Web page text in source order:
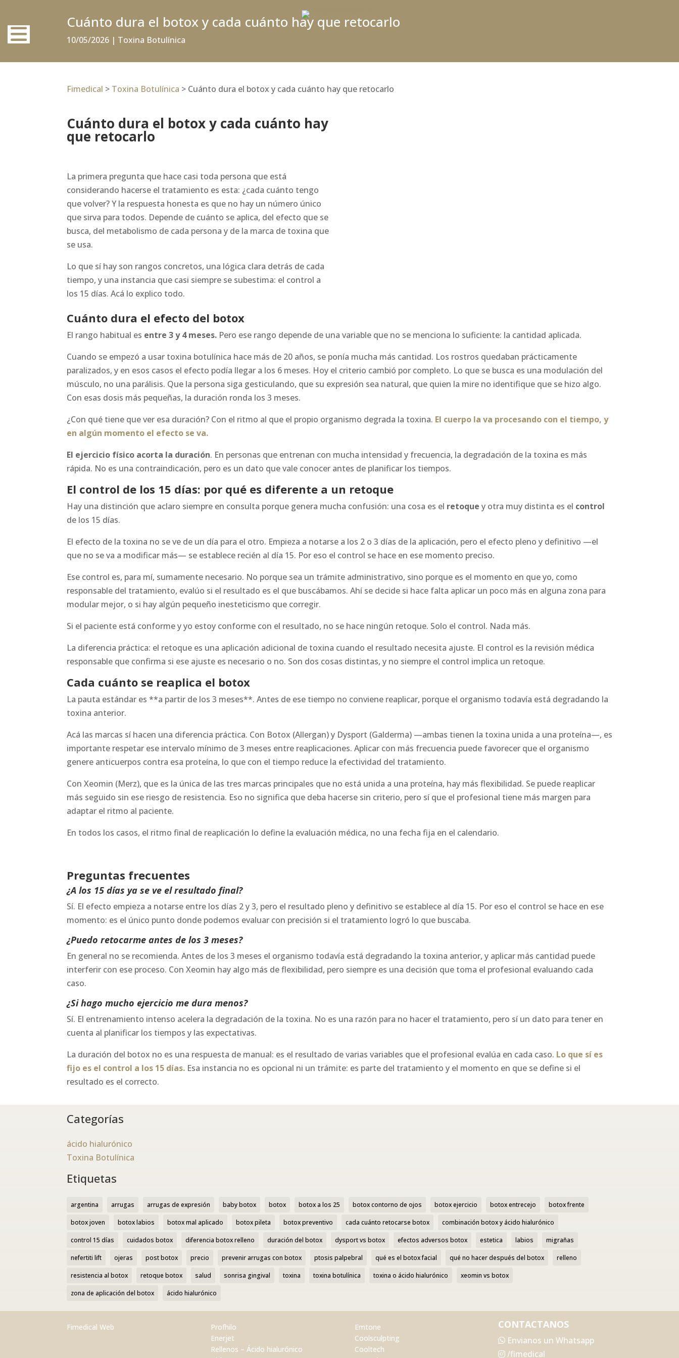
Cuánto dura el botox y cada cuánto hay que retocarlo
10/05/2026 | Toxina Botulínica
Fimedical > Toxina Botulínica > Cuánto dura el botox y cada cuánto hay que retocarlo
Cuánto dura el botox y cada cuánto hay
que retocarlo
La primera pregunta que hace casi toda persona que está
considerando hacerse el tratamiento es esta: ¿cada cuánto tengo
que volver? Y la respuesta honesta es que no hay un número único
que sirva para todos. Depende de cuánto se aplica, del efecto que se
busca, del metabolismo de cada persona y de la marca de toxina que
se usa.
Lo que sí hay son rangos concretos, una lógica clara detrás de cada
tiempo, y una instancia que casi siempre se subestima: el control a
los 15 días. Acá lo explico todo.
Cuánto dura el efecto del botox
El rango habitual es entre 3 y 4 meses. Pero ese rango depende de una variable que no se menciona lo suficiente: la cantidad aplicada.
Cuando se empezó a usar toxina botulínica hace más de 20 años, se ponía mucha más cantidad. Los rostros quedaban prácticamente
paralizados, y en esos casos el efecto podía llegar a los 6 meses. Hoy el criterio cambió por completo. Lo que se busca es una modulación del
músculo, no una parálisis. Que la persona siga gesticulando, que su expresión sea natural, que quien la mire no identifique que se hizo algo.
Con esas dosis más pequeñas, la duración ronda los 3 meses.
¿Con qué tiene que ver esa duración? Con el ritmo al que el propio organismo degrada la toxina. El cuerpo la va procesando con el tiempo, y
en algún momento el efecto se va.
El ejercicio físico acorta la duración. En personas que entrenan con mucha intensidad y frecuencia, la degradación de la toxina es más
rápida. No es una contraindicación, pero es un dato que vale conocer antes de planificar los tiempos.
El control de los 15 días: por qué es diferente a un retoque
Hay una distinción que aclaro siempre en consulta porque genera mucha confusión: una cosa es el retoque y otra muy distinta es el control
de los 15 días.
El efecto de la toxina no se ve de un día para el otro. Empieza a notarse a los 2 o 3 días de la aplicación, pero el efecto pleno y definitivo —el
que no se va a modificar más— se establece recién al día 15. Por eso el control se hace en ese momento preciso.
Ese control es, para mí, sumamente necesario. No porque sea un trámite administrativo, sino porque es el momento en que yo, como
responsable del tratamiento, evalúo si el resultado es el que buscábamos. Ahí se decide si hace falta aplicar un poco más en alguna zona para
modular mejor, o si hay algún pequeño inesteticismo que corregir.
Si el paciente está conforme y yo estoy conforme con el resultado, no se hace ningún retoque. Solo el control. Nada más.
La diferencia práctica: el retoque es una aplicación adicional de toxina cuando el resultado necesita ajuste. El control es la revisión médica
responsable que confirma si ese ajuste es necesario o no. Son dos cosas distintas, y no siempre el control implica un retoque.
Cada cuánto se reaplica el botox
La pauta estándar es **a partir de los 3 meses**. Antes de ese tiempo no conviene reaplicar, porque el organismo todavía está degradando la
toxina anterior.
Acá las marcas sí hacen una diferencia práctica. Con Botox (Allergan) y Dysport (Galderma) —ambas tienen la toxina unida a una proteína—, es
importante respetar ese intervalo mínimo de 3 meses entre reaplicaciones. Aplicar con más frecuencia puede favorecer que el organismo
genere anticuerpos contra esa proteína, lo que con el tiempo reduce la efectividad del tratamiento.
Con Xeomin (Merz), que es la única de las tres marcas principales que no está unida a una proteína, hay más flexibilidad. Se puede reaplicar
más seguido sin ese riesgo de resistencia. Eso no significa que deba hacerse sin criterio, pero sí que el profesional tiene más margen para
adaptar el ritmo al paciente.
En todos los casos, el ritmo final de reaplicación lo define la evaluación médica, no una fecha fija en el calendario.
Preguntas frecuentes
¿A los 15 días ya se ve el resultado final?
Sí. El efecto empieza a notarse entre los días 2 y 3, pero el resultado pleno y definitivo se establece al día 15. Por eso el control se hace en ese
momento: es el único punto donde podemos evaluar con precisión si el tratamiento logró lo que buscaba.
¿Puedo retocarme antes de los 3 meses?
En general no se recomienda. Antes de los 3 meses el organismo todavía está degradando la toxina anterior, y aplicar más cantidad puede
interferir con ese proceso. Con Xeomin hay algo más de flexibilidad, pero siempre es una decisión que toma el profesional evaluando cada
caso.
¿Si hago mucho ejercicio me dura menos?
Sí. El entrenamiento intenso acelera la degradación de la toxina. No es una razón para no hacer el tratamiento, pero sí un dato para tener en
cuenta al planificar los tiempos y las expectativas.
La duración del botox no es una respuesta de manual: es el resultado de varias variables que el profesional evalúa en cada caso. Lo que sí es
fijo es el control a los 15 días. Esa instancia no es opcional ni un trámite: es parte del tratamiento y el momento en que se define si el
resultado es el correcto.
Categorías
ácido hialurónico
Toxina Botulínica
Etiquetas
argentina arrugas arrugas de expresión baby botox botox botox a los 25 botox contorno de ojos botox ejercicio botox entrecejo botox frente
botox joven botox labios botox mal aplicado botox pileta botox preventivo cada cuánto retocarse botox combinación botox y ácido hialurónico
control 15 días cuidados botox diferencia botox relleno duración del botox dysport vs botox efectos adversos botox estetica labios migrañas
nefertiti lift ojeras post botox precio prevenir arrugas con botox ptosis palpebral qué es el botox facial qué no hacer después del botox relleno
resistencia al botox retoque botox salud sonrisa gingival toxina toxina botulínica toxina o ácido hialurónico xeomin vs botox
zona de aplicación del botox ácido hialurónico
Fimedical Web
Profhilo
Enerjet
Rellenos – Ácido hialurónico
Emtone
Coolsculpting
Cooltech
CONTACTANOS
Envianos un Whatsapp
/fimedical